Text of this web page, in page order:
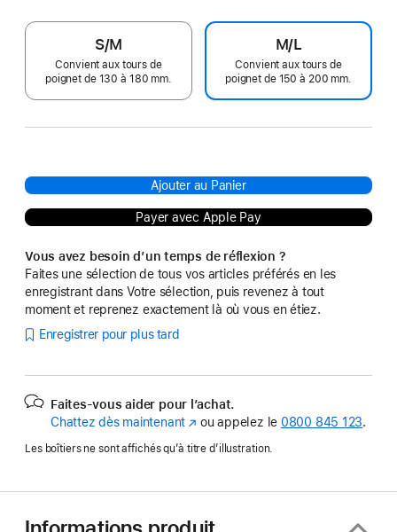
S/M
Convient aux tours de
poignet de 130 à 180 mm.
M/L
Convient aux tours de
poignet de 150 à 200 mm.
Ajouter au Panier
Payer avec Apple Pay
Vous avez besoin d’un temps de réflexion ?
Faites une sélection de tous vos articles préférés en les
enregistrant dans Votre sélection, puis revenez à tout
moment et reprenez exactement là où vous en étiez.
Enregistrer pour plus tard
Faites-vous aider pour l’achat.
Chattez dès maintenant (s’ouvre
une
fenêtre)
ou appelez le 0800 845 123.
Les boîtiers ne sont affichés qu’à titre d’illustration.